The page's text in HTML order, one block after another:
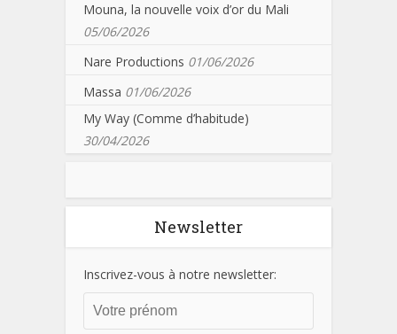
Mouna, la nouvelle voix d’or du Mali
05/06/2026
Nare Productions 01/06/2026
Massa 01/06/2026
My Way (Comme d’habitude)
30/04/2026
Newsletter
Inscrivez-vous à notre newsletter: